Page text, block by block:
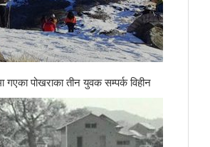
गएका पोखराका तीन युवक सम्पर्क विहीन